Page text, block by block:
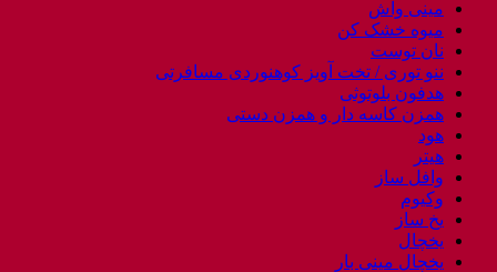
مینی واش
میوه خشک کن
نان توست
ننو توری / تخت آویز کوهنوردی مسافرتی
هدفون بلوتوثی
همزن کاسه دار و همزن دستی
هود
هیتر
وافل ساز
وکیوم
یخ ساز
یخچال
یخچال مینی بار